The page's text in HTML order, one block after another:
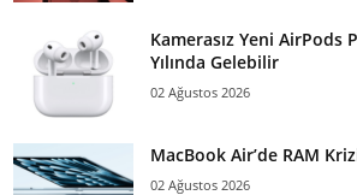
Kamerasız Yeni AirPods
Yılında Gelebilir
02 Ağustos 2026
MacBook Air’de RAM
02 Ağustos 2026